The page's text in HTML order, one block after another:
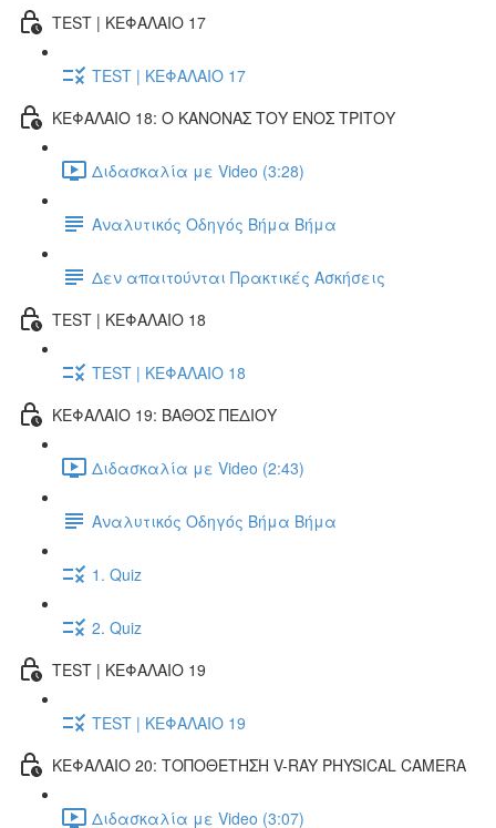
TEST | ΚΕΦΑΛΑΙΟ 17
TEST | ΚΕΦΑΛΑΙΟ 17
ΚΕΦΑΛΑΙΟ 18: Ο ΚΑΝΟΝΑΣ ΤΟΥ ΕΝΟΣ ΤΡΙΤΟΥ
Διδασκαλία με Video (3:28)
Αναλυτικός Οδηγός Βήμα Βήμα
Δεν απαιτούνται Πρακτικές Ασκήσεις
TEST | ΚΕΦΑΛΑΙΟ 18
TEST | ΚΕΦΑΛΑΙΟ 18
ΚΕΦΑΛΑΙΟ 19: ΒΑΘΟΣ ΠΕΔΙΟΥ
Διδασκαλία με Video (2:43)
Αναλυτικός Οδηγός Βήμα Βήμα
1. Quiz
2. Quiz
TEST | ΚΕΦΑΛΑΙΟ 19
TEST | ΚΕΦΑΛΑΙΟ 19
ΚΕΦΑΛΑΙΟ 20: ΤΟΠΟΘΕΤΗΣΗ V-RAY PHYSICAL CAMERA
Διδασκαλία με Video (3:07)